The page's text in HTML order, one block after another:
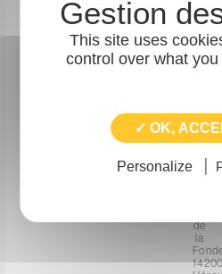
de
la
de
du
de
la
This site uses
control over what
✓ OK,
Personalize